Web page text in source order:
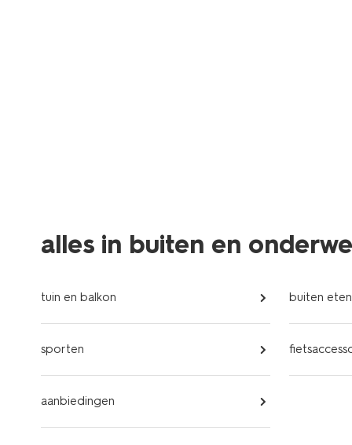
alles in buiten en
tuin en balkon buiten eten
sporten
aanbiedingen